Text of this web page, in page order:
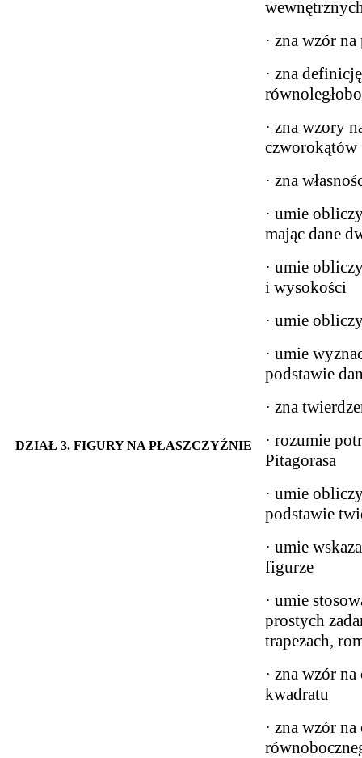
DZIAŁ 3. FIGURY NA PŁASZCZYŹNIE
· zna wzór
· zna
· zna wzory
czworokątów
· zna
· umie
mając dane
· umie
i wysokości
· umie
· umie
podstawie
· zna
· rozumie
Pitagorasa
· umie
podstawie
· umie
figurze
· umie
prostych
trapezach,
· zna wzór
kwadratu
· zna wzór